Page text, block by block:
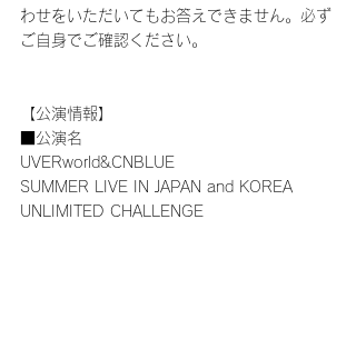
わせをいただいてもお答えできません。必ず
ご自身でご確認ください。
【公演情報】
■公演名
UVERworld&CNBLUE
SUMMER LIVE IN JAPAN and KOREA
UNLIMITED CHALLENGE